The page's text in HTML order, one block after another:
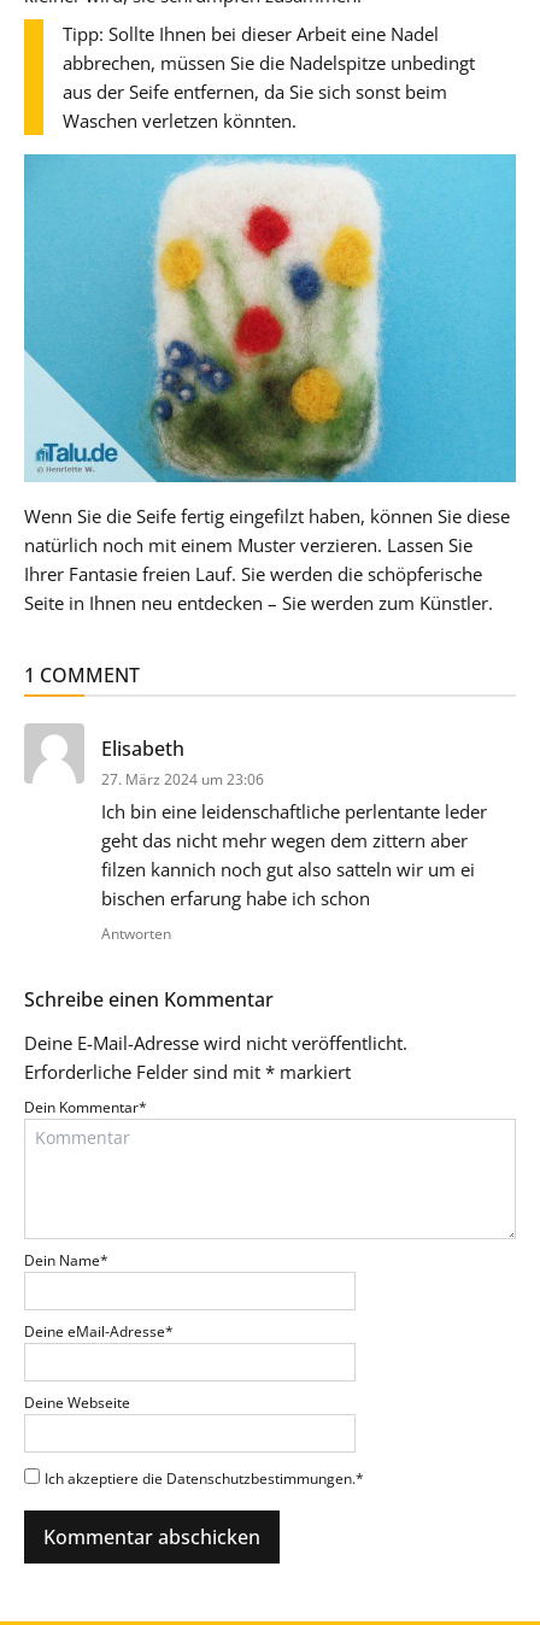
Tipp: Sollte Ihnen bei dieser Arbeit eine Nadel
abbrechen, müssen Sie die Nadelspitze unbedingt
aus der Seife entfernen, da Sie sich sonst beim
Waschen verletzen könnten.
Wenn Sie die Seife fertig eingefilzt haben, können Sie diese
natürlich noch mit einem Muster verzieren. Lassen Sie
Ihrer Fantasie freien Lauf. Sie werden die schöpferische
Seite in Ihnen neu entdecken – Sie werden zum Künstler.
1 COMMENT
Elisabeth
27. März 2024 um 23:06
Ich bin eine leidenschaftliche perlentante leder
geht das nicht mehr wegen dem zittern aber
filzen kannich noch gut also satteln wir um ei
bischen erfarung habe ich schon
Antworten
Schreibe einen Kommentar
Deine E-Mail-Adresse wird nicht veröffentlicht.
Erforderliche Felder sind mit * markiert
Dein Kommentar*
Dein Name*
Deine eMail-Adresse*
Deine Webseite
Ich akzeptiere die Datenschutzbestimmungen.*